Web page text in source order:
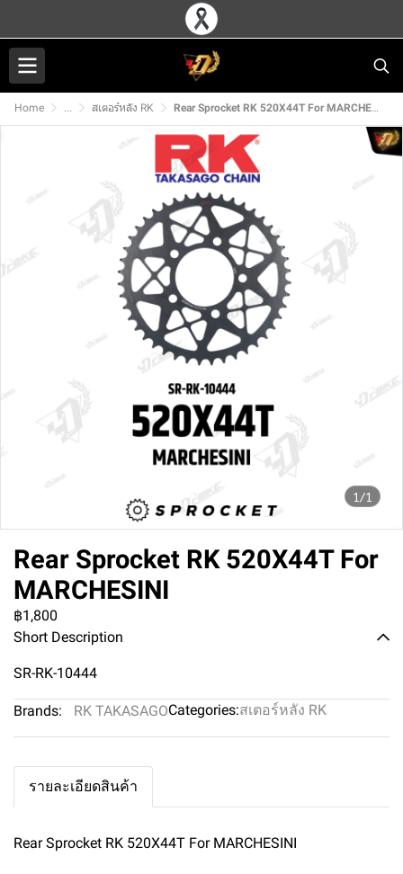
Home ... สเตอร์หลัง RK Rear Sprocket RK 520X44T For MARCHESINI
1/1
Rear Sprocket RK 520X44T For
MARCHESINI
฿1,800
Short Description
SR-RK-10444
Brands: RK TAKASAGOCategories:สเตอร์หลัง RK
รายละเอียดสินค้า
Rear Sprocket RK 520X44T For MARCHESINI